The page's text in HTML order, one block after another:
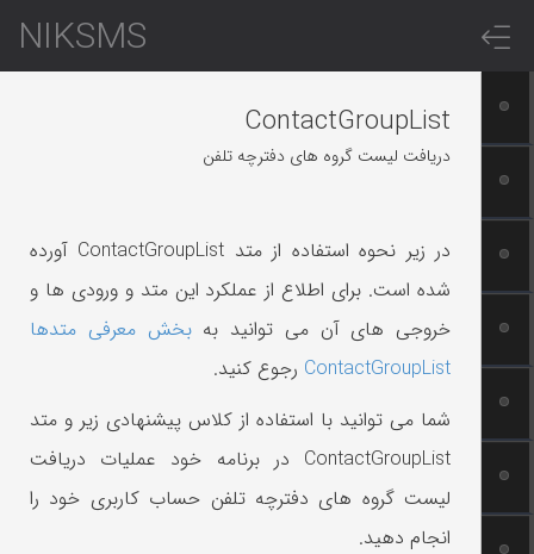
NIKSMS
ContactGroupList
دریافت لیست گروه های دفترچه تلفن
در زیر نحوه استفاده از متد ContactGroupList آورده
شده است. برای اطلاع از عملکرد این متد و ورودی ها و
خروجی های آن می توانید بهبخش معرفی متدها
ContactGroupList رجوع کنید.
شما می توانید با استفاده از کلاس پیشنهادی زیر و متد
ContactGroupList در برنامه خود عملیات دریافت
لیست گروه های دفترچه تلفن حساب کاربری خود را
انجام دهید.